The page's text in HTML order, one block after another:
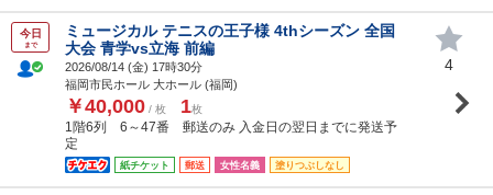
今日
まで
ミュージカル テニスの王子様 4thシーズン 全国
大会 青学vs立海 前編
2026/08/14 (金) 17時30分
福岡市民ホール 大ホール (福岡)
￥40,000 / 枚 1枚
1階6列 6～47番 郵送のみ 入金日の翌日までに発送予
定
紙チケット 郵送 女性名義 塗りつぶしなし
4